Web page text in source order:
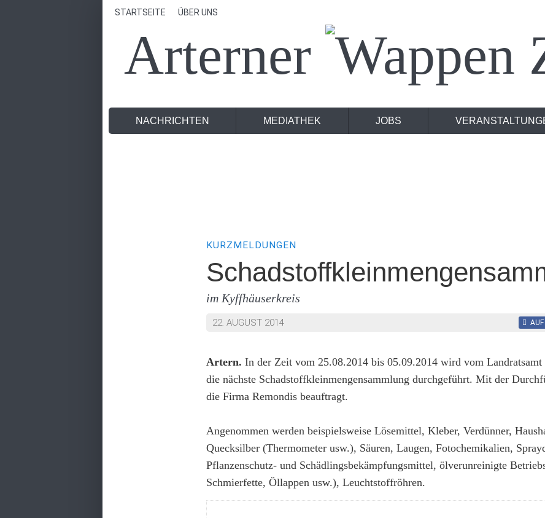
STARTSEITE ÜBER UNS
Arterner
NACHRICHTEN MEDIATHEK JOBS
KURZMELDUNGEN
im Kyffhäuserkreis
22. AUGUST 2014
Artern. In der Zeit vom 25.08.2014 bis 05.09.2014 wird vom
die nächste Schadstoffkleinmengensammlung durchgeführt. Mit der
die Firma Remondis beauftragt.
Angenommen werden beispielsweise Lösemittel, Kleber, Verdünner,
Quecksilber (Thermometer usw.), Säuren, Laugen, Fotochemikalien,
Pflanzenschutz- und Schädlingsbekämpfungsmittel, ölverunreinigte
Schmierfette, Öllappen usw.), Leuchtstoffröhren.